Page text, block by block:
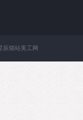
辰猫站美工网